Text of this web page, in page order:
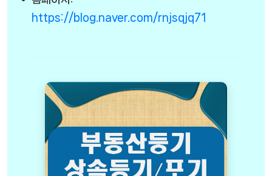
https://blog.naver.com/rnjsqjq71